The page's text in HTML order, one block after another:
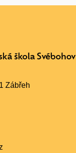
škola Svébohov
Zábřeh